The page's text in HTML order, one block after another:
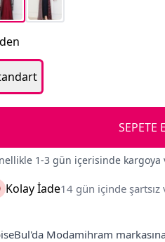
SEPETE
1-3 gün içerisinde
Kolay İade14 gün içinde şartsız
Modamihram